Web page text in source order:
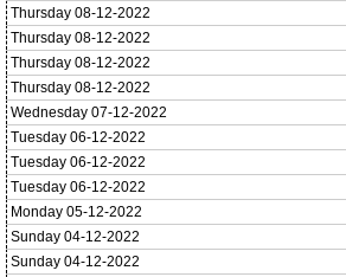
Thursday 08-12-2022
Thursday 08-12-2022
Thursday 08-12-2022
Thursday 08-12-2022
Wednesday 07-12-2022
Tuesday 06-12-2022
Tuesday 06-12-2022
Tuesday 06-12-2022
Monday 05-12-2022
Sunday 04-12-2022
Sunday 04-12-2022